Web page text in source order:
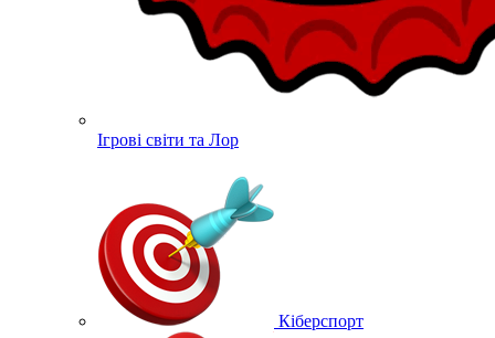
Ігрові світи та Лор
Кіберспорт